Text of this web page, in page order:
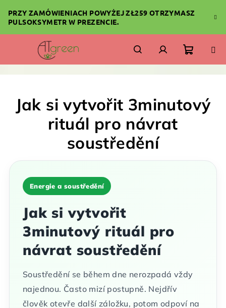
treści
PRZY ZAMÓWIENIACH POWYŻEJ ZŁ259 OTRZYMASZ
PULSOKSYMETR W PREZENCIE.
SzukajZalogujKoszyk
Jak si vytvořit 3minutový
rituál pro návrat
soustředění
Energie a soustředění
Jak si vytvořit
3minutový rituál pro
návrat soustředění
Soustředění se během dne nerozpadá vždy
najednou. Často mizí postupně. Nejdřív
člověk otevře další záložku, potom odpoví na